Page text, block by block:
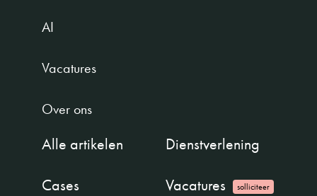
AI
Vacatures
Over ons
Alle artikelen
Dienstverlening
Cases
Vacatures solliciteer